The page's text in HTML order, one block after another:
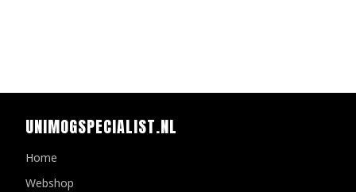
UNIMOGSPECIALIST.NL
Home
Webshop